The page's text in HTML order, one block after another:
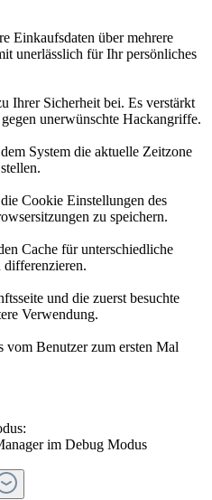
Einkaufsdaten über mehrere
unerlässlich für Ihr persönliches
Ihrer Sicherheit bei. Es verstärkt
unerwünschte Hackangriffe.
System die aktuelle Zeitzone
Cookie Einstellungen des
zu speichern.
Cache für unterschiedliche
differenzieren.
und die zuerst besuchte
Verwendung.
vom Benutzer zum ersten Mal
im Debug Modus